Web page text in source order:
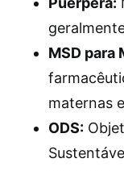
MSD para
maternas
ODS: